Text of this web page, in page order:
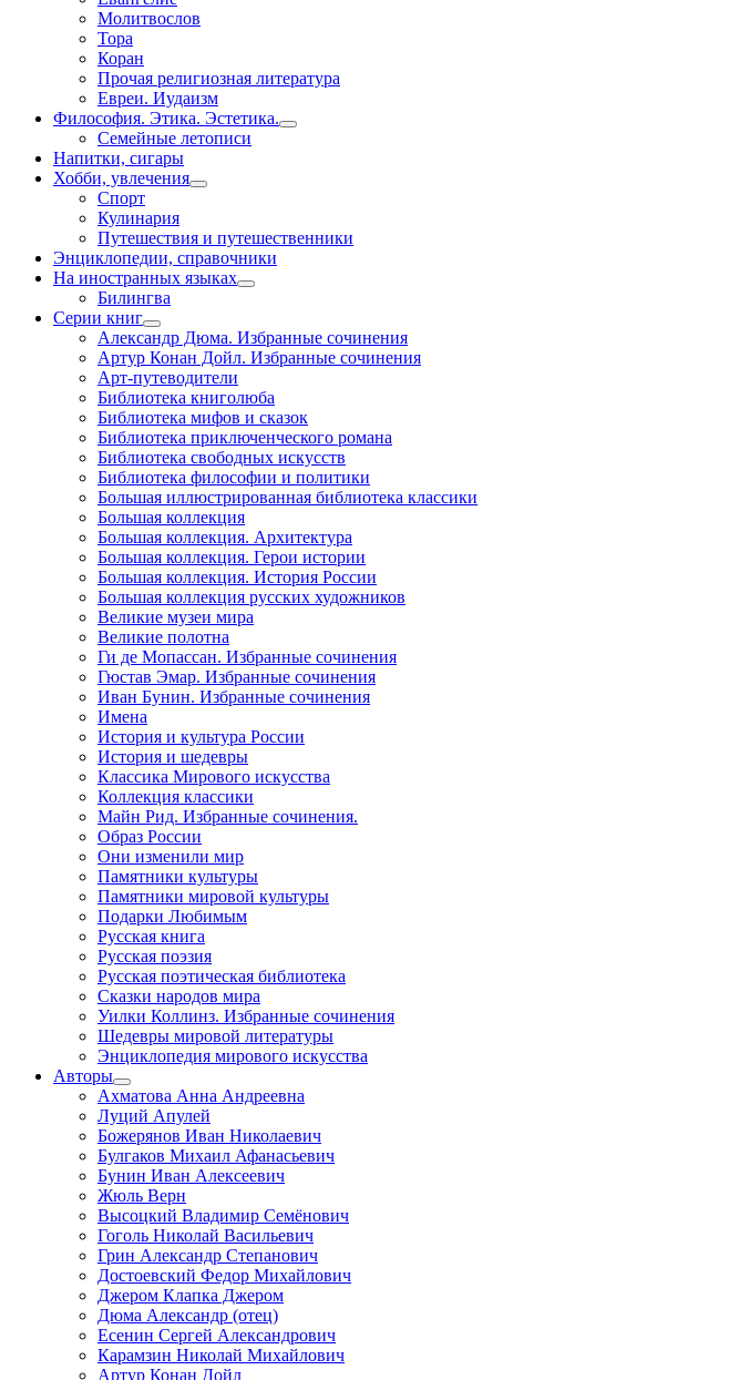
Молитвослов
Тора
Коран
Прочая религиозная литература
Евреи. Иудаизм
Философия. Этика. Эстетика.
Семейные летописи
Напитки, сигары
Хобби, увлечения
Спорт
Кулинария
Путешествия и путешественники
Энциклопедии, справочники
На иностранных языках
Билингва
Серии книг
Александр Дюма. Избранные сочинения
Артур Конан Дойл. Избранные сочинения
Арт-путеводители
Библиотека книголюба
Библиотека мифов и сказок
Библиотека приключенческого романа
Библиотека свободных искусств
Библиотека философии и политики
Большая иллюстрированная библиотека классики
Большая коллекция
Большая коллекция. Архитектура
Большая коллекция. Герои истории
Большая коллекция. История России
Большая коллекция русских художников
Великие музеи мира
Великие полотна
Ги де Мопассан. Избранные сочинения
Гюстав Эмар. Избранные сочинения
Иван Бунин. Избранные сочинения
Имена
История и культура России
История и шедевры
Классика Мирового искусства
Коллекция классики
Майн Рид. Избранные сочинения.
Образ России
Они изменили мир
Памятники культуры
Памятники мировой культуры
Подарки Любимым
Русская книга
Русская поэзия
Русская поэтическая библиотека
Сказки народов мира
Уилки Коллинз. Избранные сочинения
Шедевры мировой литературы
Энциклопедия мирового искусства
Авторы
Ахматова Анна Андреевна
Луций Апулей
Божерянов Иван Николаевич
Булгаков Михаил Афанасьевич
Бунин Иван Алексеевич
Жюль Верн
Высоцкий Владимир Семёнович
Гоголь Николай Васильевич
Грин Александр Степанович
Достоевский Федор Михайлович
Джером Клапка Джером
Дюма Александр (отец)
Есенин Сергей Александрович
Карамзин Николай Михайлович
Артур Конан Дойл